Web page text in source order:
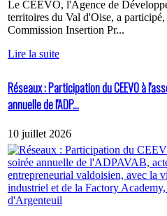
Le CEEVO, l'Agence de
territoires du Val d'Oise, a
Commission Insertion Pr...
Lire la suite
Réseaux : Participation du CEEVO à
annuelle de l'ADP...
10 juillet 2026